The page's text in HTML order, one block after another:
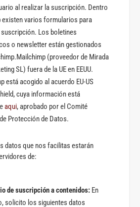
al realizar la suscripción. Dentro
existen varios formularios para
Los boletines
o newsletter están gestionados
(proveedor de Mirada
SL) fuera de la UE en EEUU.
está acogido al acuerdo EU-US
cuya información está
aqui, aprobado por el Comité
Protección de Datos.
datos que nos facilitas estarán
de:
de suscripción a contenidos:En
solicito los siguientes datos